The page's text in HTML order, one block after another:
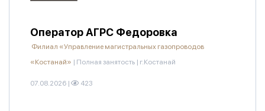
Оператор АГРС Федоровка
Филиал «Управление магистральных газопроводов
«Костанай» | Полная занятость | г.Костанай
07.08.2026 | 423